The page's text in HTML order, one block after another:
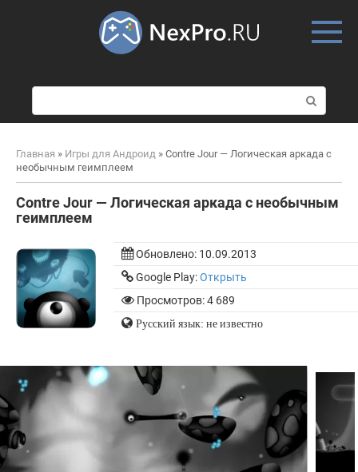
о
и
к
Главная » Игры для Андроид » Contre Jour — Логическая аркада с
необычным геимплеем
Contre Jour — Логическая аркада с необычным
геимплеем
Обновлено: 10.09.2013
Google Play:Открыть
Просмотров: 4 689
Русский язык: не известно